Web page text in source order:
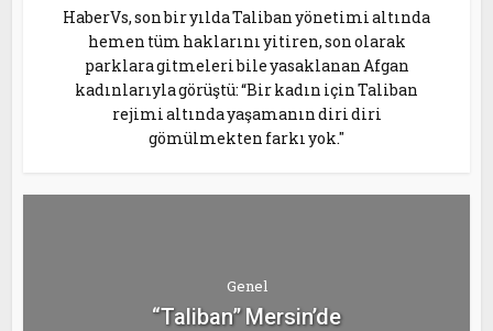
HaberVs, son bir yılda Taliban yönetimi altında
hemen tüm haklarını yitiren, son olarak
parklara gitmeleri bile yasaklanan Afgan
kadınlarıyla görüştü: “Bir kadın için Taliban
rejimi altında yaşamanın diri diri
gömülmekten farkı yok."
Genel
“Taliban” Mersin’de